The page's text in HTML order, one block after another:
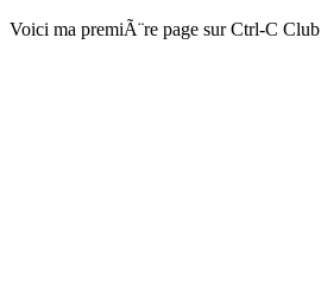
Voici ma premiÃ¨re page sur Ctrl-C Club